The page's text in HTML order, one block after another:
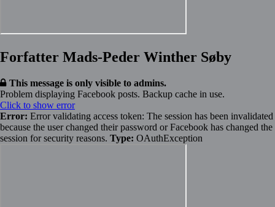
Forfatter Mads-Peder Winther Søby
This message is only visible to admins.
Problem displaying Facebook posts. Backup cache in use.
Click to show error
Error: Error validating access token: The session has been invalidated
because the user changed their password or Facebook has changed the
session for security reasons. Type: OAuthException